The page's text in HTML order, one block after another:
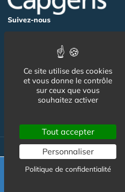
Suivez-nous
Contact
Newsletter
Publicité
Actualité
Demande de
gratuit et sans
Ce site utilise des cookies
et vous donne le contrôle
sur ceux que vous
souhaitez activer
Tout accepter
Personnaliser
Politique de confidentialité